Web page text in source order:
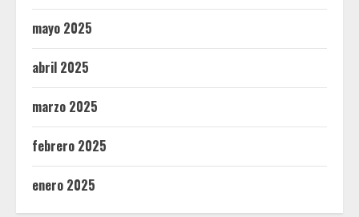
mayo 2025
abril 2025
marzo 2025
febrero 2025
enero 2025